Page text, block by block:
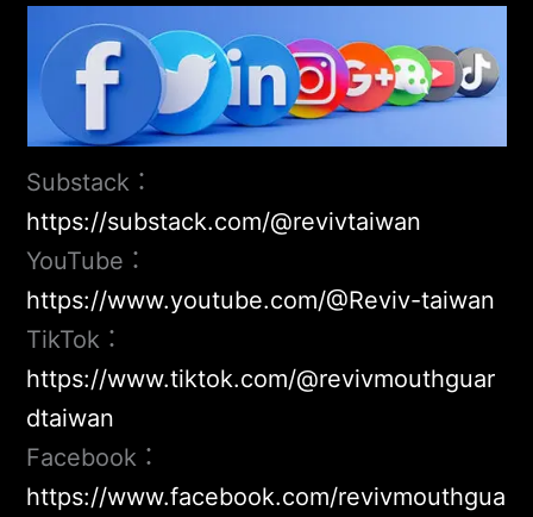
Substack：
https://substack.com/@revivtaiwan
YouTube：
https://www.youtube.com/@Reviv-taiwan
TikTok：
https://www.tiktok.com/@revivmouthguar
dtaiwan
Facebook：
https://www.facebook.com/revivmouthgua